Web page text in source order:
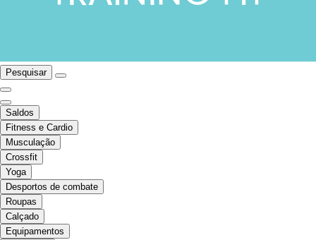
Pesquisar
Saldos
Fitness e Cardio
Musculação
Crossfit
Yoga
Desportos de combate
Roupas
Calçado
Equipamentos